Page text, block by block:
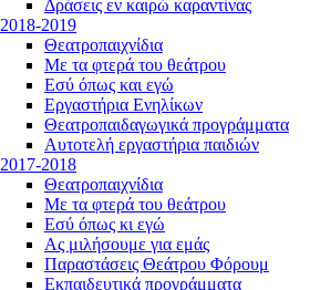
Δράσεις εν καιρώ καραντίνας
2018-2019
Θεατροπαιχνίδια
Με τα φτερά του θεάτρου
Εσύ όπως και εγώ
Εργαστήρια Ενηλίκων
Θεατροπαιδαγωγικά προγράμματα
Αυτοτελή εργαστήρια παιδιών
2017-2018
Θεατροπαιχνίδια
Με τα φτερά του θεάτρου
Εσύ όπως κι εγώ
Ας μιλήσουμε για εμάς
Παραστάσεις Θεάτρου Φόρουμ
Εκπαιδευτικά προγράμματα